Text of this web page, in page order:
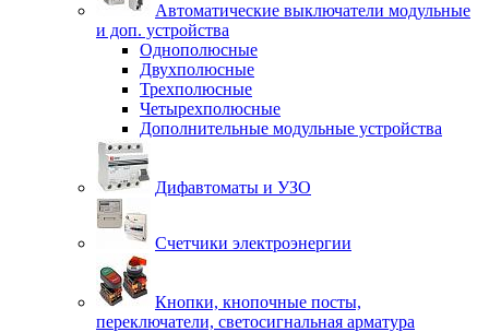
Автоматические выключатели модульные
и доп. устройства
Однополюсные
Двухполюсные
Трехполюсные
Четырехполюсные
Дополнительные модульные устройства
Дифавтоматы и УЗО
Счетчики электроэнергии
Кнопки, кнопочные посты,
переключатели, светосигнальная арматура